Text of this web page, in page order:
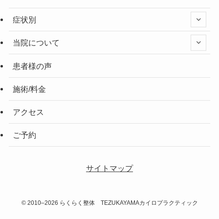
症状別
当院について
患者様の声
施術/料金
アクセス
ご予約
サイトマップ
©2010–2026 らくらく整体 TEZUKAYAMAカイロプラクティック